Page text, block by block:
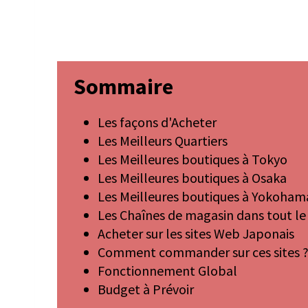
Sommaire
Les façons d'Acheter
Les Meilleurs Quartiers
Les Meilleures boutiques à Tokyo
Les Meilleures boutiques à Osaka
Les Meilleures boutiques à
Les Chaînes de magasin dans tout
Acheter sur les sites Web Japonais
Comment commander sur ces sites ?
Fonctionnement Global
Budget à Prévoir